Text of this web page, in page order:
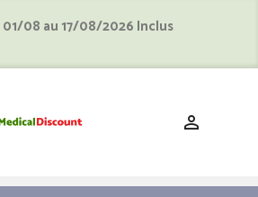
08 au 17/08/2026 Inclus
